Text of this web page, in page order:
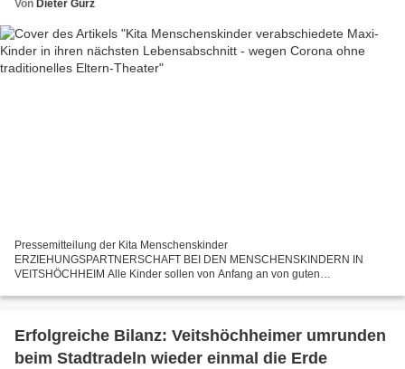
Von Dieter Gürz
Pressemitteilung der Kita Menschenskinder
ERZIEHUNGSPARTNERSCHAFT BEI DEN MENSCHENSKINDERN IN
VEITSHÖCHHEIM Alle Kinder sollen von Anfang an von guten
Bundesprogramm „Sprach-Kita: Weil...
Erfolgreiche Bilanz: Veitshöchheimer umrunden
beim Stadtradeln wieder einmal die Erde